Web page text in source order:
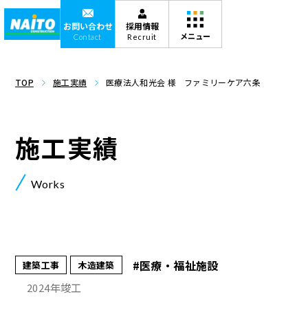
お問い合わせ
Contact
採用情報
Recruit
TOP 施工実績 医療法人和光会 様 ファミリーケア六条
Works
施工実績
建築工事 木造建築 #医療・福祉施設
2024年竣工